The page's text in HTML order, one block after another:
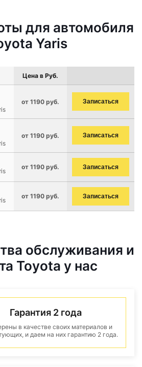
для автомобиля
Yaris
Цена в Руб.
от 1190 руб. Записаться
от 1190 руб. Записаться
от 1190 руб. Записаться
от 1190 руб. Записаться
обслуживания и
Toyota у нас
Гарантия 2 года
в качестве своих материалов и
и даем на них гарантию 2 года.